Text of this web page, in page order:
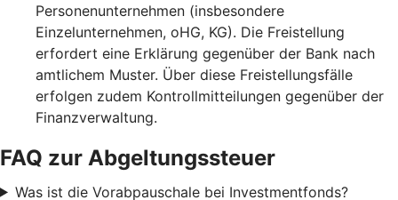
Personenunternehmen (insbesondere
Einzelunternehmen, oHG, KG). Die Freistellung
erfordert eine Erklärung gegenüber der Bank nach
amtlichem Muster. Über diese Freistellungsfälle
erfolgen zudem Kontrollmitteilungen gegenüber der
Finanzverwaltung.
FAQ zur Abgeltungssteuer
Was ist die Vorabpauschale bei Investmentfonds?